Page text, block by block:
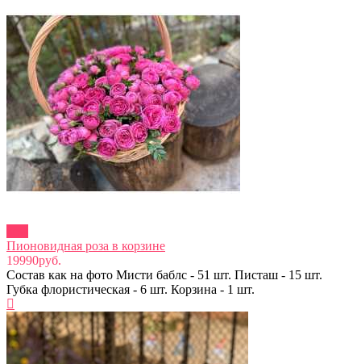
Пионовидная роза в корзине
19990руб.
Состав как на фото Мисти баблс - 51 шт. Писташ - 15 шт.
Губка флористическая - 6 шт. Корзина - 1 шт.